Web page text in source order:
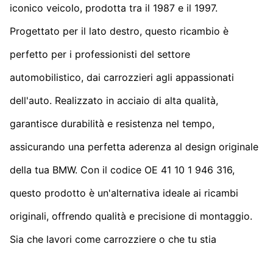
iconico veicolo, prodotta tra il 1987 e il 1997.
Progettato per il lato destro, questo ricambio è
perfetto per i professionisti del settore
automobilistico, dai carrozzieri agli appassionati
dell'auto. Realizzato in acciaio di alta qualità,
garantisce durabilità e resistenza nel tempo,
assicurando una perfetta aderenza al design originale
della tua BMW. Con il codice OE 41 10 1 946 316,
questo prodotto è un'alternativa ideale ai ricambi
originali, offrendo qualità e precisione di montaggio.
Sia che lavori come carrozziere o che tu stia